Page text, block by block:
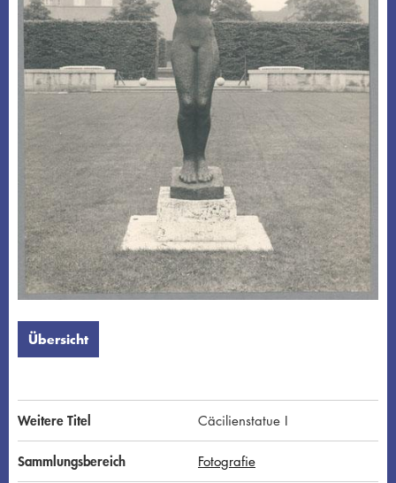
Übersicht
Weitere Titel Cäcilienstatue I
Sammlungsbereich Fotografie